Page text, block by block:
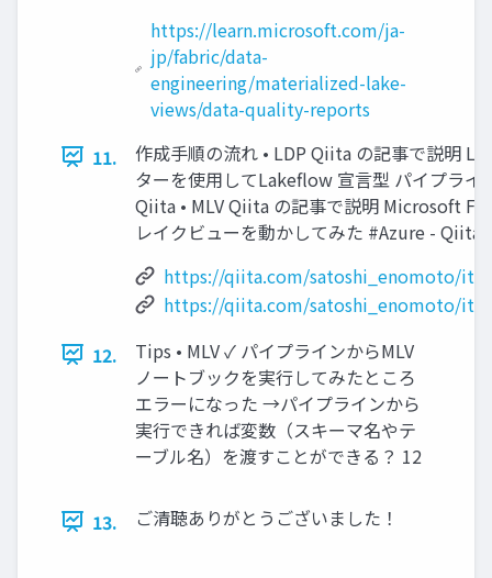
https://learn.microsoft.com/ja-
jp/fabric/data-
engineering/materialized-lake-
views/data-quality-reports
11.
作成手順の流れ • LDP Qiita の記事で説明
ターを使用してLakeflow 宣言型 パイプライ
Qiita • MLV Qiita の記事で説明 Microsoft
レイクビューを動かしてみた #Azure - Qiita
https://qiita.com/satoshi_enomoto/
https://qiita.com/satoshi_enomoto/
12.
Tips • MLV ✓ パイプラインからMLV
ノートブックを実行してみたところ
エラーになった →パイプラインから
実行できれば変数（スキーマ名やテ
ーブル名）を渡すことができる？ 12
13. ご清聴ありがとうございました！